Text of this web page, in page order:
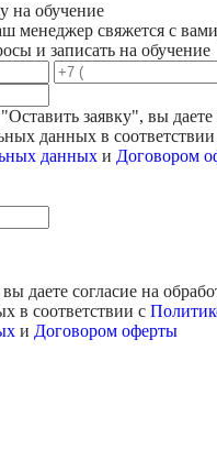
на обучение
менеджер свяжется с
и записать на обучение
Оставить заявку", вы даете
данных в соответствии
данных и Договором
даете согласие на
в соответствии с
и Договором оферты